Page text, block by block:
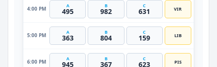
4:00 PM A
495
B
982
C
631 VIR
5:00 PM A
363
B
804
C
159 LIB
6:00 PM A
945
B
367
C
623 PIS